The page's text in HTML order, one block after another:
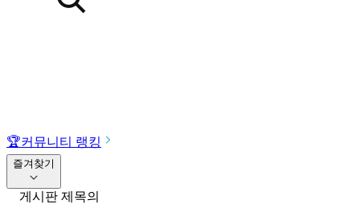
음식 · 영양제 리뷰를 찾아보세요
🏆커뮤니티 랭킹
즐겨찾기
게시판 제목의